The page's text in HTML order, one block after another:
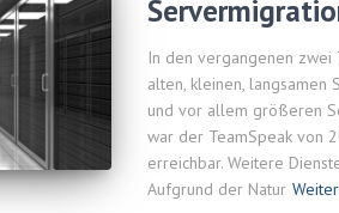
In den vergangenen
alten, kleinen, langsamen
und vor allem größeren
war der TeamSpeak von
erreichbar. Weitere
Aufgrund der Natur